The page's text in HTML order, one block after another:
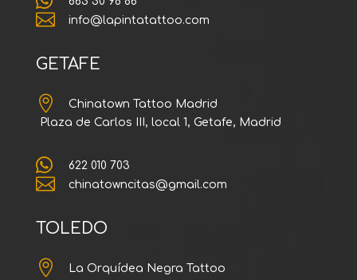
 info@lapintatattoo.com
GETAFE

Chinatown Tattoo Madrid
Plaza de Carlos III, local 1, Getafe, Madrid
 622 010 703
 chinatowncitas@gmail.com
TOLEDO

La Orquídea Negra Tattoo